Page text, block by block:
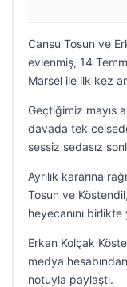
Cansu Tosun ve
evlenmiş, 14
Marsel ile ilk kez
Geçtiğimiz mayıs
davada tek
sessiz sedasız
Ayrılık kararına
Tosun ve
heyecanını birlikte
Erkan Kolçak
medya
notuyla paylaştı.